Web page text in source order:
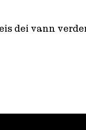
dei vann